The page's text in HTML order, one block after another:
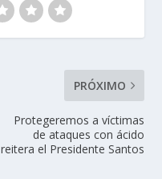
PRÓXIMO
Protegeremos a víctimas
de ataques con ácido
reitera el Presidente Santos